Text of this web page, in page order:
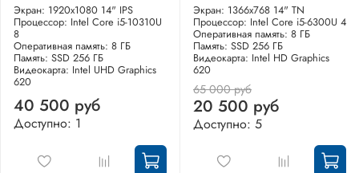
Экран: 1920x1080 14" IPS
Процессор: Intel Core i5-10310U
8
Оперативная память: 8 ГБ
Память: SSD 256 ГБ
Видеокарта: Intel UHD Graphics
620
40 500 руб
Доступно: 1
Экран: 1366x768 14" TN
Процессор: Intel Core i5-6300U 4
Оперативная память: 8 ГБ
Память: SSD 256 ГБ
Видеокарта: Intel HD Graphics
620
65 000 руб
20 500 руб
Доступно: 5